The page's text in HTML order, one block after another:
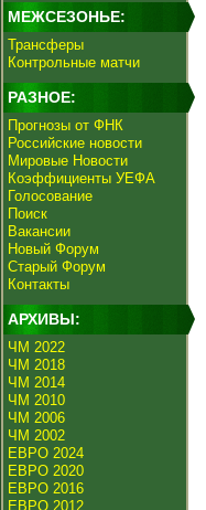
МЕЖСЕЗОНЬЕ:
Трансферы
Контрольные матчи
РАЗНОЕ:
Прогнозы от ФНК
Российские новости
Мировые Новости
Коэффициенты УЕФА
Голосование
Поиск
Вакансии
Новый Форум
Старый Форум
Контакты
АРХИВЫ:
ЧМ 2022
ЧМ 2018
ЧМ 2014
ЧМ 2010
ЧМ 2006
ЧМ 2002
ЕВРО 2024
ЕВРО 2020
ЕВРО 2016
ЕВРО 2012